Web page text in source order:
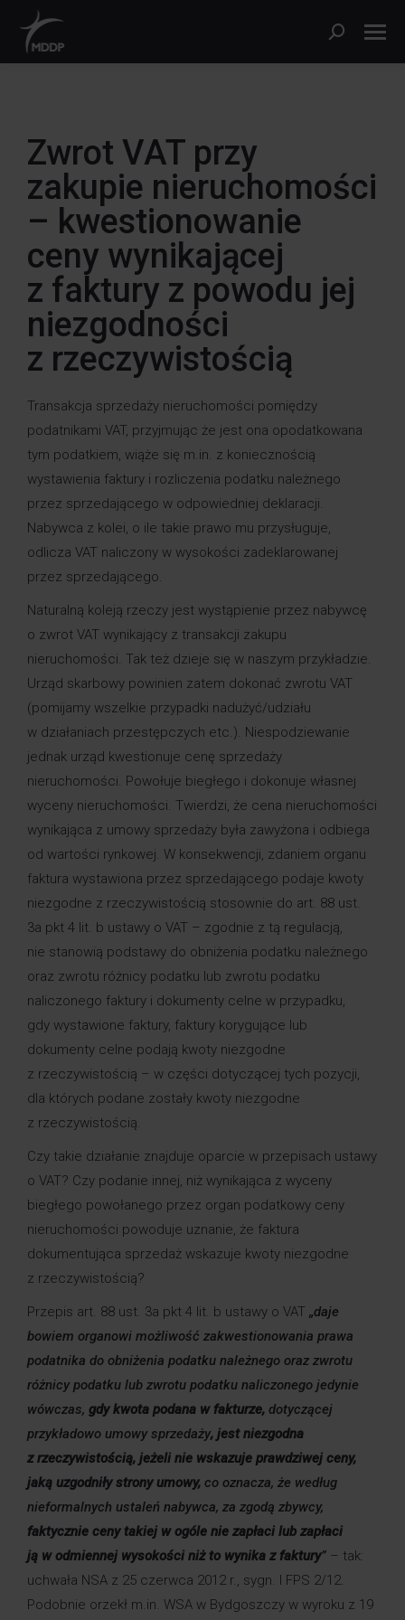
Zwrot VAT przy
zakupie nieruchomości
– kwestionowanie
ceny wynikającej
z faktury z powodu jej
niezgodności
z rzeczywistością
Transakcja sprzedaży nieruchomości pomiędzy
podatnikami VAT, przyjmując że jest ona opodatkowana
tym podatkiem, wiąże się m.in. z koniecznością
wystawienia faktury i rozliczenia podatku należnego
przez sprzedającego w odpowiedniej deklaracji.
Nabywca z kolei, o ile takie prawo mu przysługuje,
odlicza VAT naliczony w wysokości zadeklarowanej
przez sprzedającego.
Naturalną koleją rzeczy jest wystąpienie przez nabywcę
o zwrot VAT wynikający z transakcji zakupu
nieruchomości. Tak też dzieje się w naszym przykładzie.
Urząd skarbowy powinien zatem dokonać zwrotu VAT
(pomijamy wszelkie przypadki nadużyć/udziału
w działaniach przestępczych etc.). Niespodziewanie
jednak urząd kwestionuje cenę sprzedaży
nieruchomości. Powołuje biegłego i dokonuje własnej
wyceny nieruchomości. Twierdzi, że cena nieruchomości
wynikająca z umowy sprzedaży była zawyżona i odbiega
od wartości rynkowej. W konsekwencji, zdaniem organu
faktura wystawiona przez sprzedającego podaje kwoty
niezgodne z rzeczywistością stosownie do art. 88 ust.
3a pkt 4 lit. b ustawy o VAT – zgodnie z tą regulacją,
nie stanowią podstawy do obniżenia podatku należnego
oraz zwrotu różnicy podatku lub zwrotu podatku
naliczonego faktury i dokumenty celne w przypadku,
gdy wystawione faktury, faktury korygujące lub
dokumenty celne podają kwoty niezgodne
z rzeczywistością – w części dotyczącej tych pozycji,
dla których podane zostały kwoty niezgodne
z rzeczywistością.
Czy takie działanie znajduje oparcie w przepisach ustawy
o VAT? Czy podanie innej, niż wynikająca z wyceny
biegłego powołanego przez organ podatkowy ceny
nieruchomości powoduje uznanie, że faktura
dokumentująca sprzedaż wskazuje kwoty niezgodne
z rzeczywistością?
Przepis art. 88 ust. 3a pkt 4 lit. b ustawy o VAT „daje
bowiem organowi możliwość zakwestionowania prawa
podatnika do obniżenia podatku należnego oraz zwrotu
różnicy podatku lub zwrotu podatku naliczonego jedynie
wówczas, gdy kwota podana w fakturze, dotyczącej
przykładowo umowy sprzedaży, jest niezgodna
z rzeczywistością, jeżeli nie wskazuje prawdziwej ceny,
jaką uzgodniły strony umowy, co oznacza, że według
nieformalnych ustaleń nabywca, za zgodą zbywcy,
faktycznie ceny takiej w ogóle nie zapłaci lub zapłaci
ją w odmiennej wysokości niż to wynika z faktury” – tak:
uchwała NSA z 25 czerwca 2012 r., sygn. I FPS 2/12.
Podobnie orzekł m.in. WSA w Bydgoszczy w wyroku z 19